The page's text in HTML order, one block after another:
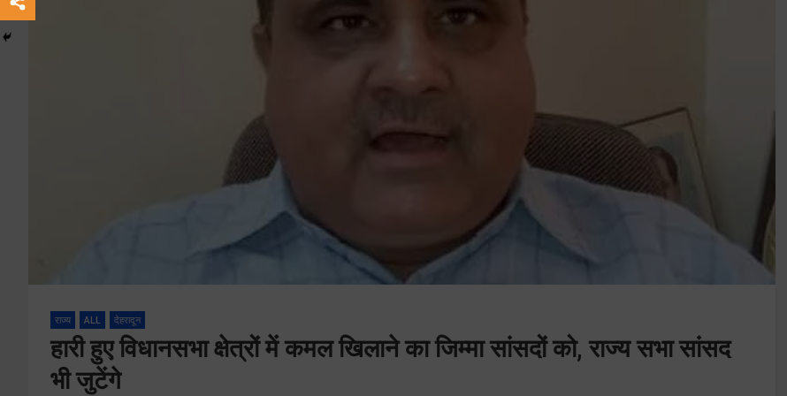
राज्य ALL देहरादून
हारी हुए विधानसभा क्षेत्रों में कमल खिलाने का जिम्मा सांसदों को, राज्य सभा सांसद
भी जुटेंगे